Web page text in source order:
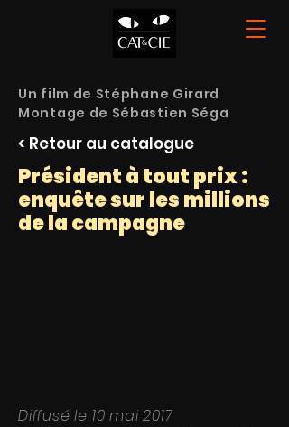
Un film de Stéphane Girard
Montage de Sébastien Séga
< Retour au catalogue
Président à tout prix :
enquête sur les millions
de la campagne
Diffusé le 10 mai 2017